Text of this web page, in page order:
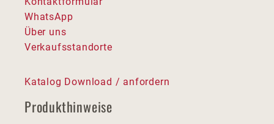
WhatsApp
Über uns
Verkaufsstandorte
Katalog Download / anfordern
Produkthinweise